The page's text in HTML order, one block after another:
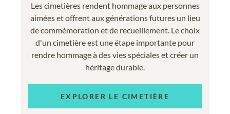
Les cimetières rendent hommage aux personnes
aimées et offrent aux générations futures un lieu
de commémoration et de recueillement. Le choix
d'un cimetière est une étape importante pour
rendre hommage à des vies spéciales et créer un
héritage durable.
EXPLORER LE CIMETIÈRE